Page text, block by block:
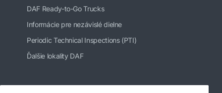
DAF Ready-to-Go Trucks
Informácie pre nezávislé dielne
Periodic Technical Inspections (PTI)
Ďalšie lokality DAF